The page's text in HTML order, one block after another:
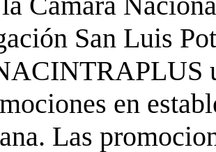
San Luis
en
Las